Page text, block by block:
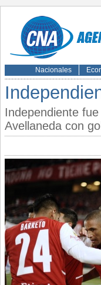
Nacionales
Independiente
Avellaneda con